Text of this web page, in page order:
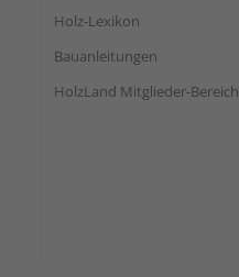
Holz-Lexikon
Bauanleitungen
HolzLand Mitglieder-Bereich